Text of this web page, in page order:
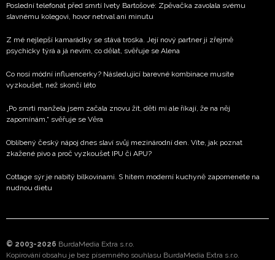
Poslední telefonát před smrtí Ivety Bartošové: Zpěvačka zavolala svému
slavnému kolegovi, hovor netrval ani minutu
Z mé nejlepší kamarádky se stává troska. Její nový partner ji zřejmě
psychicky týrá a já nevím, co dělat, svěřuje se Alena
Co nosí módní influencerky? Následující barevné kombinace musíte
vyzkoušet, než skončí léto
„Po smrti manžela jsem začala znovu žít, děti mi ale říkají, že na něj
zapomínám,“ svěřuje se Věra
Oblíbený český nápoj dnes slaví svůj mezinárodní den. Víte, jak poznat
zkažené pivo a proč vyzkoušet IPU či APU?
Cottage sýr je nabitý bílkovinami. S hitem moderní kuchyně zapomenete na
nudnou dietu
© 2003-2026 BurdaMedia Extra s.r.o.
Kopírování obsahu je bez písemného souhlasu BurdaMedia Extra s.r.o.